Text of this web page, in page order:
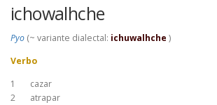
ichowalhche
Pyo (~ variante dialectal: ichuwalhche )
Verbo
1
cazar
2
atrapar